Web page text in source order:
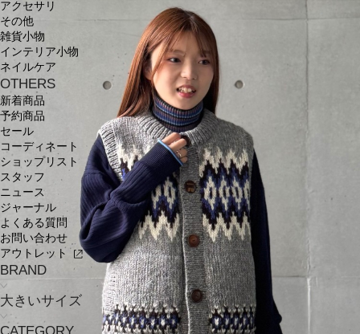
アクセサリ
その他
雑貨小物
インテリア小物
ネイルケア
OTHERS
新着商品
予約商品
セール
コーディネート
ショップリスト
スタッフ
ニュース
ジャーナル
よくある質問
お問い合わせ
アウトレット
BRAND
大きいサイズ